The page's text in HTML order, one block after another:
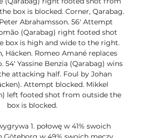
box is blocked. Corner, Qarabag.
Abrahamsson. 56' Attempt
(Qarabag) right footed shot
box is high and wide to the right.
Häcken. Romeo Amané replaces
54' Yassine Benzia (Qarabag) wins
attacking half. Foul by Johan
Attempt blocked. Mikkel
left footed shot from outside the
box is blocked.
1. połowę w 41% swoich